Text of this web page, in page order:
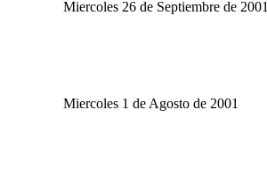
Miercoles 26 de Septiembre de 2001
Miercoles 1 de Agosto de 2001